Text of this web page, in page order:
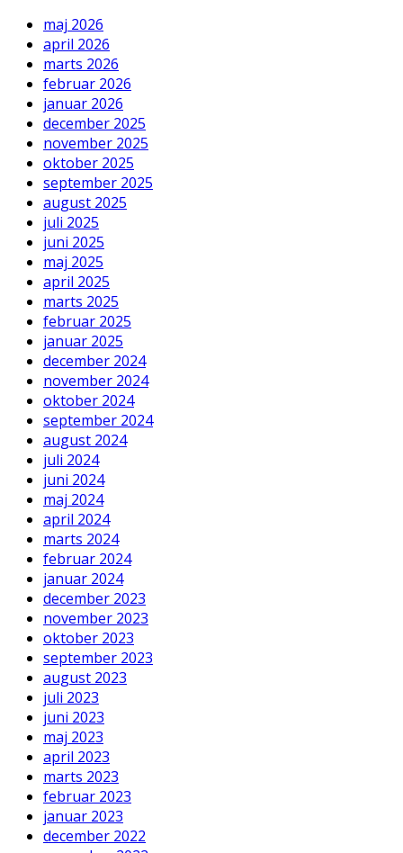
maj 2026
april 2026
marts 2026
februar 2026
januar 2026
december 2025
november 2025
oktober 2025
september 2025
august 2025
juli 2025
juni 2025
maj 2025
april 2025
marts 2025
februar 2025
januar 2025
december 2024
november 2024
oktober 2024
september 2024
august 2024
juli 2024
juni 2024
maj 2024
april 2024
marts 2024
februar 2024
januar 2024
december 2023
november 2023
oktober 2023
september 2023
august 2023
juli 2023
juni 2023
maj 2023
april 2023
marts 2023
februar 2023
januar 2023
december 2022